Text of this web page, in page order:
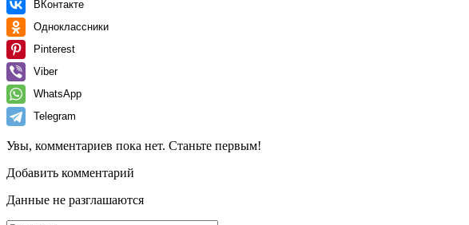
ВКонтакте
Одноклассники
Pinterest
Viber
WhatsApp
Telegram
Увы, комментариев пока нет. Станьте первым!
Добавить комментарий
Данные не разглашаются